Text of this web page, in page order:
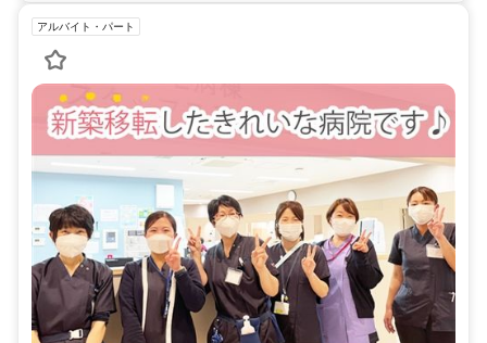
アルバイト・パート